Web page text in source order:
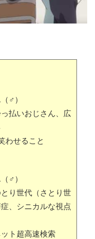
♂）
払いおじさん、広
わせること
♂）
り世代（さとり世
、シニカルな視点
ト超高速検索